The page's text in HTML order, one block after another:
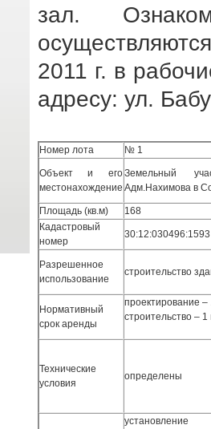
зал.
2011 г. в
адресу: ул.
Номер лота № 1
Объект и его
местонахождение
Земельный
Адм.Нахимова в
Площадь (кв.м)
168
Кадастровый
номер
30:12:030496:1593
Разрешенное
использование
строительство
Нормативный
срок аренды
проектирование –
строительство – 1
Технические
условия
определены